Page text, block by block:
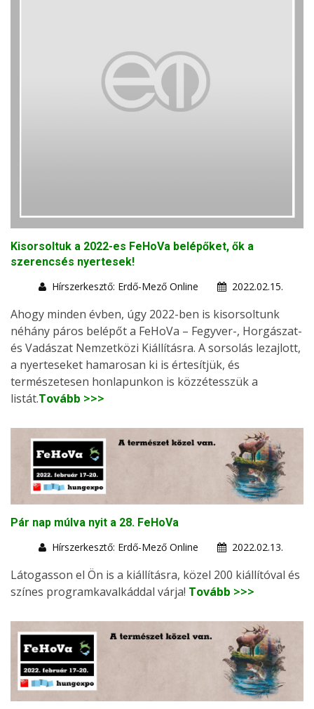
Kisorsoltuk a 2022-es FeHoVa belépőket, ők a
szerencsés nyertesek!
Hírszerkesztő: Erdő-Mező Online
2022.02.15.
Ahogy minden évben, úgy 2022-ben is kisorsoltunk
néhány páros belépőt a FeHoVa – Fegyver-, Horgászat-
és Vadászat Nemzetközi Kiállításra. A sorsolás lezajlott,
a nyerteseket hamarosan ki is értesítjük, és
természetesen honlapunkon is közzétesszük a
listát.Tovább >>>
Pár nap múlva nyit a 28. FeHoVa
Hírszerkesztő: Erdő-Mező Online
2022.02.13.
Látogasson el Ön is a kiállításra, közel 200 kiállítóval és
színes programkavalkáddal várja! Tovább >>>